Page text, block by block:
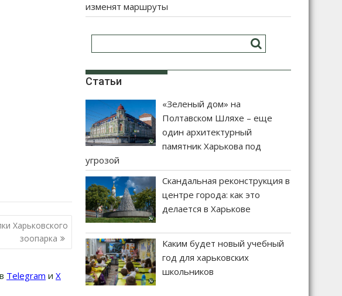
Харьковского
зоопарка
Telegram и Х
изменят маршруты
Статьи
«Зеленый дом» на
Полтавском Шляхе – еще
один архитектурный
памятник Харькова под
угрозой
Скандальная реконструкция в
центре города: как это
делается в Харькове
Каким будет новый учебный
год для харьковских
школьников